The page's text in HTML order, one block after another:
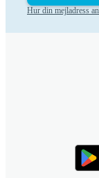
Hur din mejladress